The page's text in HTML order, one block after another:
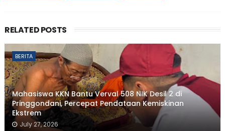
RELATED POSTS
BERITA
Mahasiswa KKN Bantu Verval 508 NIK Desil 2 di
Pringgondani, Percepat Pendataan Kemiskinan
Ekstrem
July 27, 2026